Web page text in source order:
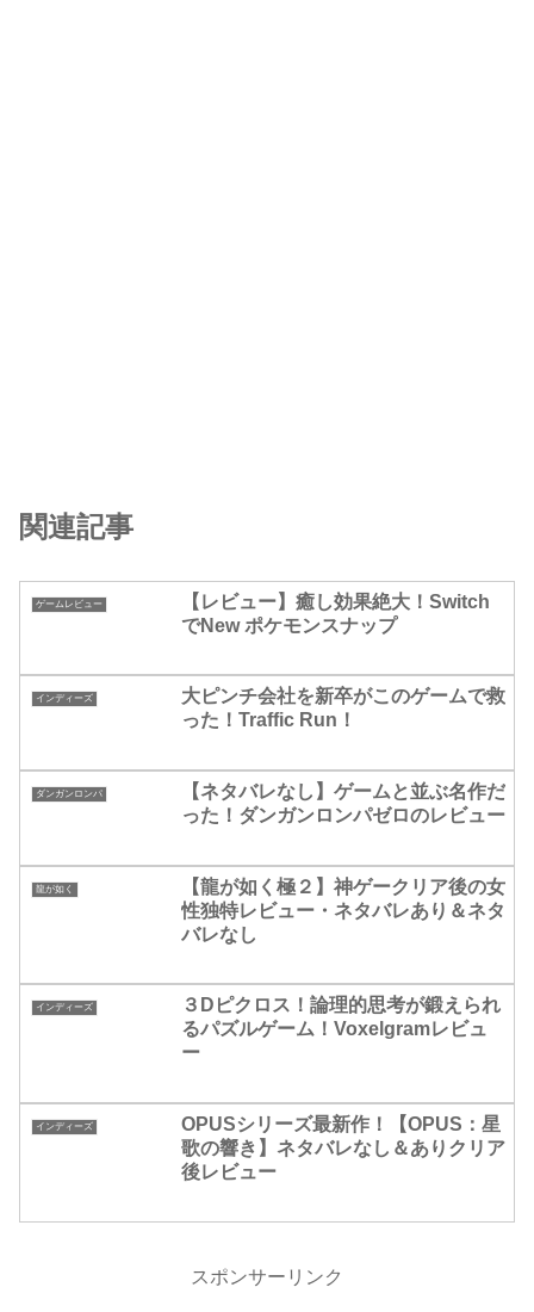
関連記事
ゲームレビュー
【レビュー】癒し効果絶大！Switch
でNew ポケモンスナップ
インディーズ
大ピンチ会社を新卒がこのゲームで救
った！Traffic Run！
ダンガンロンパ
【ネタバレなし】ゲームと並ぶ名作だ
った！ダンガンロンパゼロのレビュー
龍が如く
【龍が如く極２】神ゲークリア後の女
性独特レビュー・ネタバレあり＆ネタ
バレなし
インディーズ
３Dピクロス！論理的思考が鍛えられ
るパズルゲーム！Voxelgramレビュ
ー
インディーズ
OPUSシリーズ最新作！【OPUS：星
歌の響き】ネタバレなし＆ありクリア
後レビュー
スポンサーリンク